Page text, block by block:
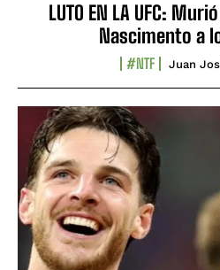
LUTO EN LA UFC:
Nascimento a
#NTF Juan